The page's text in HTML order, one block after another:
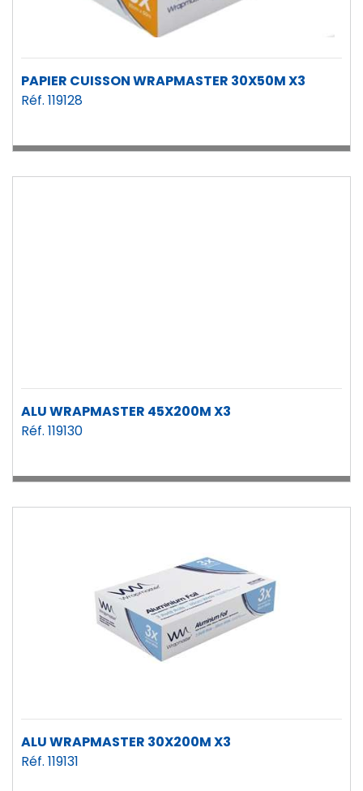
PAPIER CUISSON WRAPMASTER 30X50M X3
Réf. 119128
ALU WRAPMASTER 45X200M X3
Réf. 119130
ALU WRAPMASTER 30X200M X3
Réf. 119131